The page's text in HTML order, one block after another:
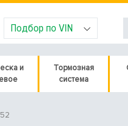
Подбор по VIN
и
Тормозная
система